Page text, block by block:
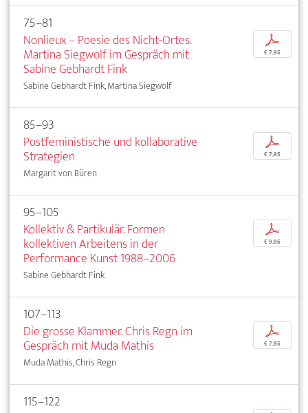
75–81
Nonlieux – Poesie des Nicht-Ortes.
Martina Siegwolf im Gespräch mit
Sabine Gebhardt Fink
Sabine Gebhardt Fink, Martina Siegwolf
p
€ 7,95
85–93
Postfeministische und kollaborative
Strategien
Margarit von Büren
p
€ 7,95
95–105
Kollektiv & Partikulär. Formen
kollektiven Arbeitens in der
Performance Kunst 1988–2006
Sabine Gebhardt Fink
p
€ 9,95
107–113
Die grosse Klammer. Chris Regn im
Gespräch mit Muda Mathis
Muda Mathis, Chris Regn
p
€ 7,95
115–122